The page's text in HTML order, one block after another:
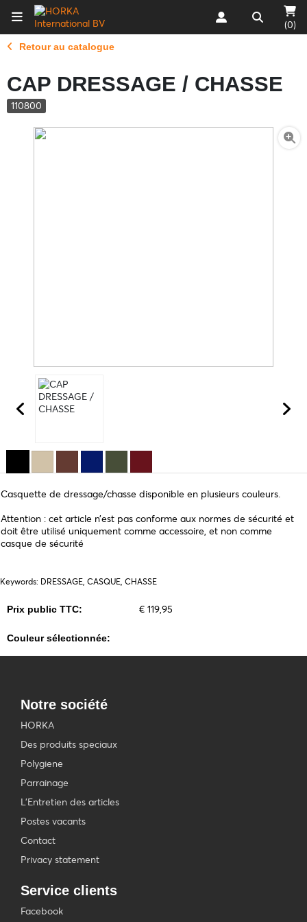
(0)
Retour au catalogue
CAP DRESSAGE / CHASSE
110800
Casquette de dressage/chasse disponible en plusieurs couleurs.
Attention : cet article n’est pas conforme aux normes de sécurité et
doit être utilisé uniquement comme accessoire, et non comme
casque de sécurité
Keywords: DRESSAGE, CASQUE, CHASSE
Prix public TTC: € 119,95
Couleur sélectionnée:
Notre société
HORKA
Des produits speciaux
Polygiene
Parrainage
L'Entretien des articles
Postes vacants
Contact
Privacy statement
Service clients
Facebook